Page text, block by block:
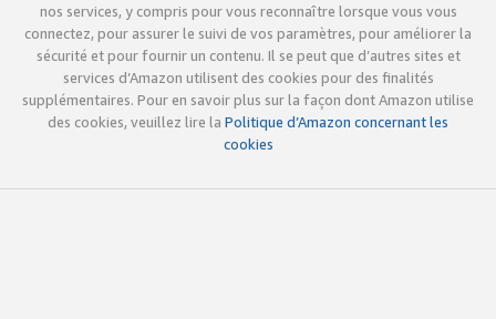
nos services, y compris pour vous reconnaître lorsque vous vous
connectez, pour assurer le suivi de vos paramètres, pour améliorer la
sécurité et pour fournir un contenu. Il se peut que d’autres sites et
services d’Amazon utilisent des cookies pour des finalités
supplémentaires. Pour en savoir plus sur la façon dont Amazon utilise
des cookies, veuillez lire la Politique d’Amazon concernant les
cookies